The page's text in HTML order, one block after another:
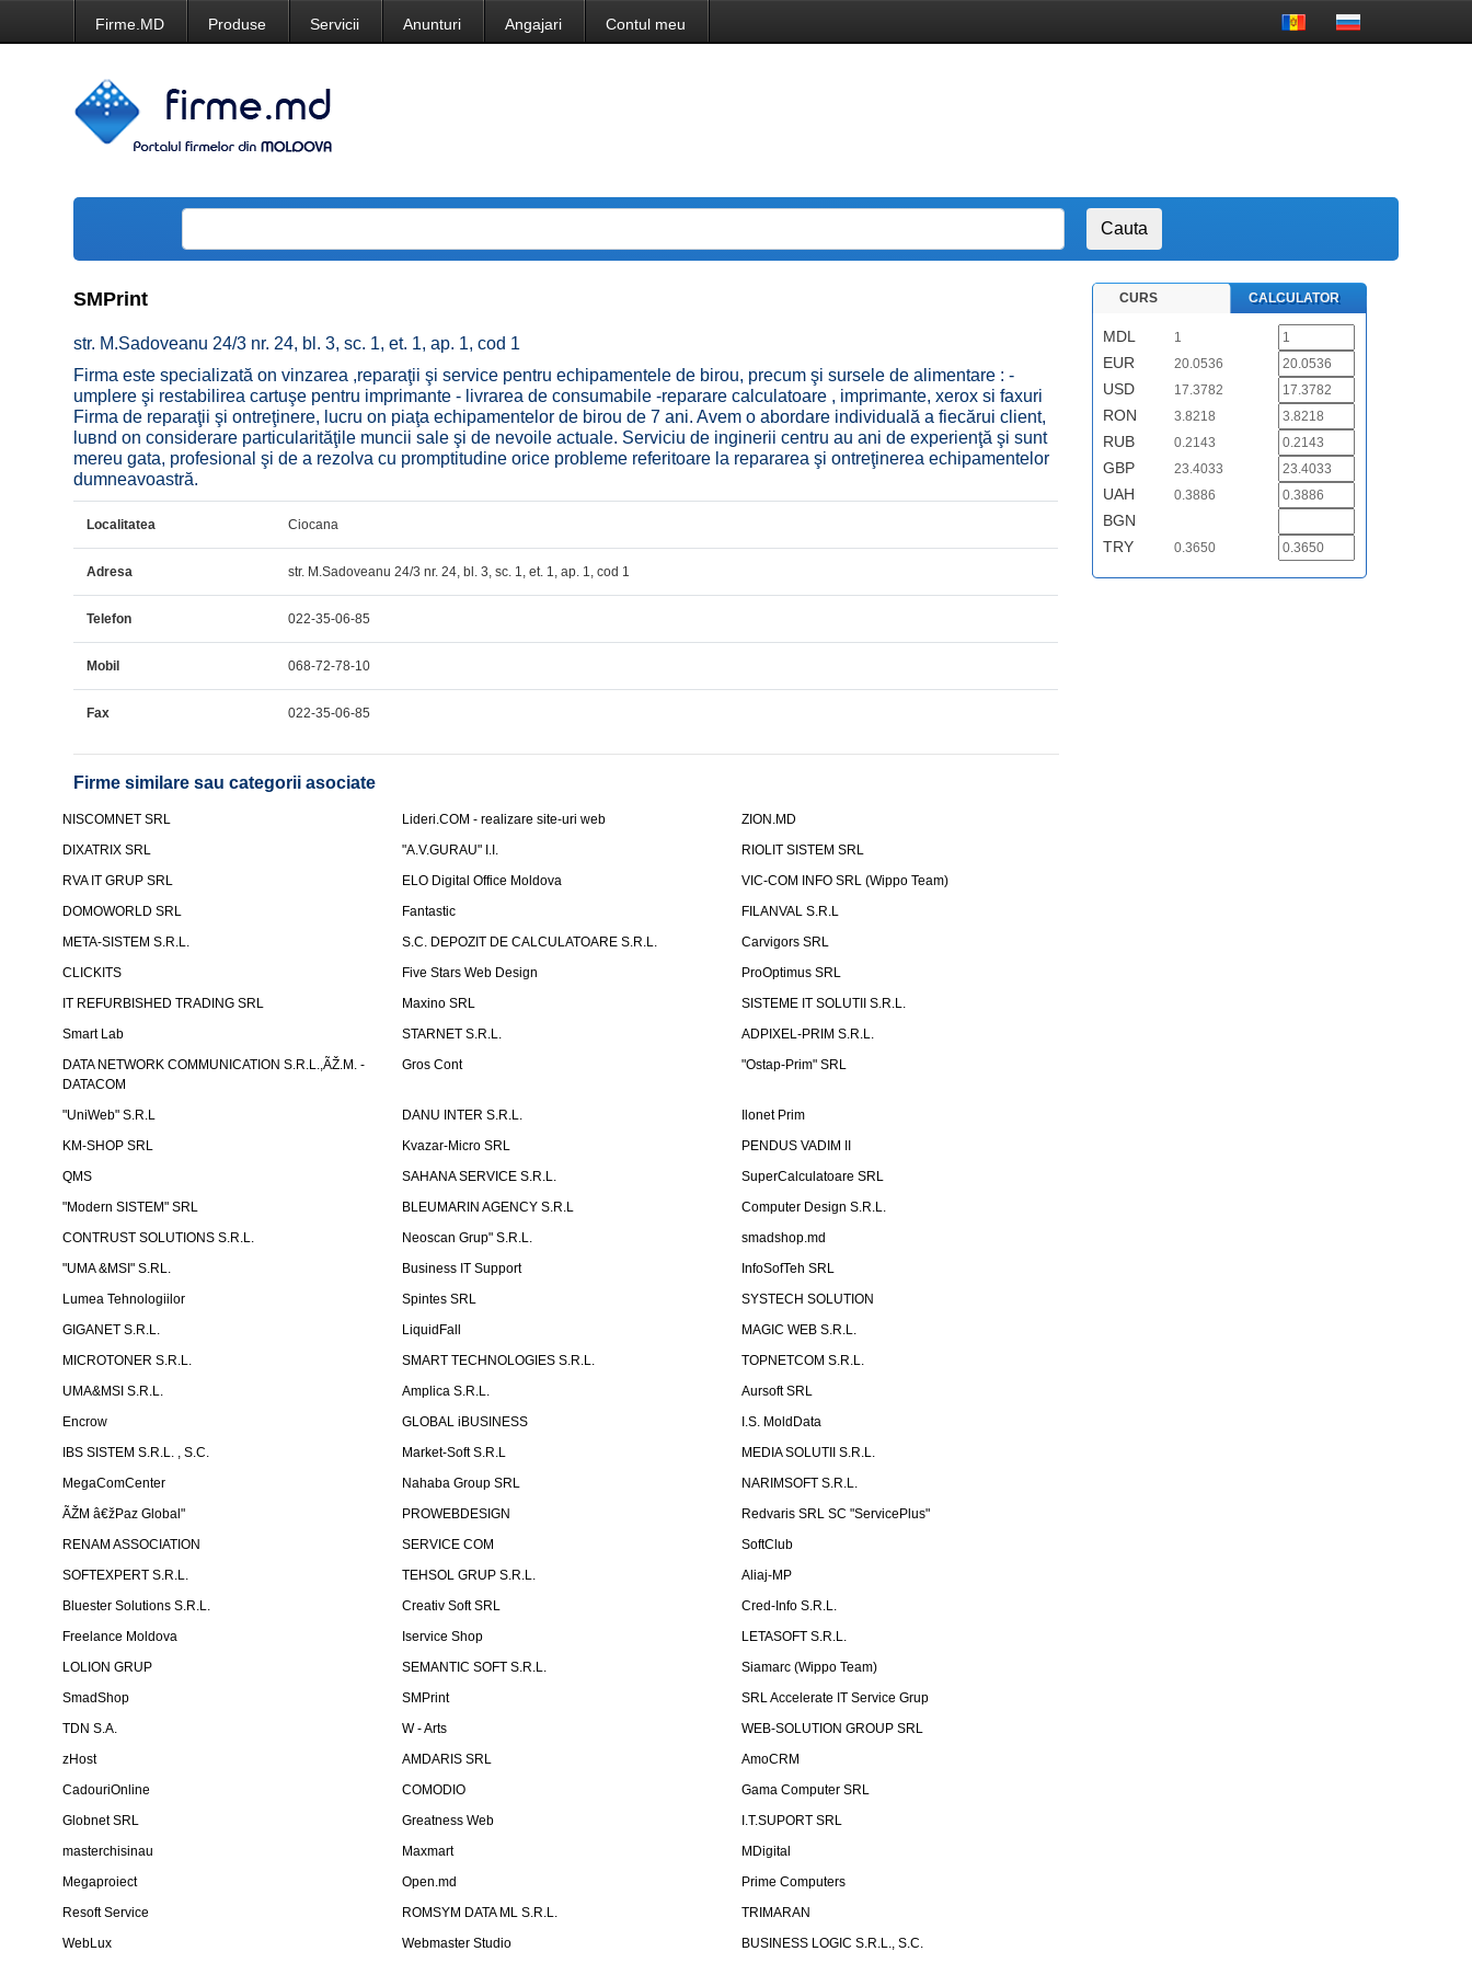
Firme.MD Produse Servicii Anunturi Angajari Contul meu
SMPrint
str. M.Sadoveanu 24/3 nr. 24, bl. 3, sc. 1, et. 1, ap. 1, cod 1
Firma este specializată оn vinzarea ,reparaţii şi service pentru echipamentele de birou, precum şi sursele de alimentare : -
umplere şi restabilirea cartuşe pentru imprimante - livrarea de consumabile -reparare calculatoare , imprimante, xerox si faxuri
Firma de reparaţii şi оntreţinere, lucru оn piaţa echipamentelor de birou de 7 ani. Avem o abordare individuală a fiecărui client,
luвnd оn considerare particularităţile muncii sale şi de nevoile actuale. Serviciu de inginerii centru au ani de experienţă şi sunt
mereu gata, profesional şi de a rezolva cu promptitudine orice probleme referitoare la repararea şi оntreţinerea echipamentelor
dumneavoastră.
Localitatea Ciocana
Adresa str. M.Sadoveanu 24/3 nr. 24, bl. 3, sc. 1, et. 1, ap. 1, cod 1
Telefon 022-35-06-85
Mobil 068-72-78-10
Fax 022-35-06-85
Firme similare sau categorii asociate
NISCOMNET SRL Lideri.COM - realizare site-uri web
ZION.MD
DIXATRIX SRL
"A.V.GURAU" I.I.
RIOLIT SISTEM SRL
RVA IT GRUP SRL
ELO Digital Office Moldova
VIC-COM INFO SRL (Wippo Team)
DOMOWORLD SRL
Fantastic
FILANVAL S.R.L
META-SISTEM S.R.L.
S.C. DEPOZIT DE CALCULATOARE S.R.L.
Carvigors SRL
CLICKITS
Five Stars Web Design
ProOptimus SRL
IT REFURBISHED TRADING SRL
Maxino SRL
SISTEME IT SOLUTII S.R.L.
Smart Lab
STARNET S.R.L.
ADPIXEL-PRIM S.R.L.
DATA NETWORK COMMUNICATION S.R.L.,ÃŽ.M. -
DATACOM
Gros Cont "Ostap-Prim" SRL
"UniWeb" S.R.L DANU INTER S.R.L.
Ilonet Prim
KM-SHOP SRL
Kvazar-Micro SRL
PENDUS VADIM II
QMS
SAHANA SERVICE S.R.L.
SuperCalculatoare SRL
"Modern SISTEM" SRL
BLEUMARIN AGENCY S.R.L
Computer Design S.R.L.
CONTRUST SOLUTIONS S.R.L.
Neoscan Grup" S.R.L.
smadshop.md
"UMA &MSI" S.RL.
Business IT Support
InfoSofTeh SRL
Lumea Tehnologiilor
Spintes SRL
SYSTECH SOLUTION
GIGANET S.R.L.
LiquidFall
MAGIC WEB S.R.L.
MICROTONER S.R.L.
SMART TECHNOLOGIES S.R.L.
TOPNETCOM S.R.L.
UMA&MSI S.R.L.
Amplica S.R.L.
Aursoft SRL
Encrow
GLOBAL iBUSINESS
I.S. MoldData
IBS SISTEM S.R.L. , S.C.
Market-Soft S.R.L
MEDIA SOLUTII S.R.L.
MegaComCenter
Nahaba Group SRL
NARIMSOFT S.R.L.
ÃŽM â€žPaz Global"
PROWEBDESIGN
Redvaris SRL SC "ServicePlus"
RENAM ASSOCIATION
SERVICE COM
SoftClub
SOFTEXPERT S.R.L.
TEHSOL GRUP S.R.L.
Aliaj-MP
Bluester Solutions S.R.L.
Creativ Soft SRL
Cred-Info S.R.L.
Freelance Moldova
Iservice Shop
LETASOFT S.R.L.
LOLION GRUP
SEMANTIC SOFT S.R.L.
Siamarc (Wippo Team)
SmadShop
SMPrint
SRL Accelerate IT Service Grup
TDN S.A.
W - Arts
WEB-SOLUTION GROUP SRL
zHost
AMDARIS SRL
AmoCRM
CadouriOnline
COMODIO
Gama Computer SRL
Globnet SRL
Greatness Web
I.T.SUPORT SRL
masterchisinau
Maxmart
MDigital
Megaproiect
Open.md
Prime Computers
Resoft Service
ROMSYM DATA ML S.R.L.
TRIMARAN
WebLux
Webmaster Studio
BUSINESS LOGIC S.R.L., S.C.
CURS CALCULATOR
MDL 1
EUR 20.0536
USD 17.3782
RON 3.8218
RUB 0.2143
GBP 23.4033
UAH 0.3886
BGN
TRY
0.3650